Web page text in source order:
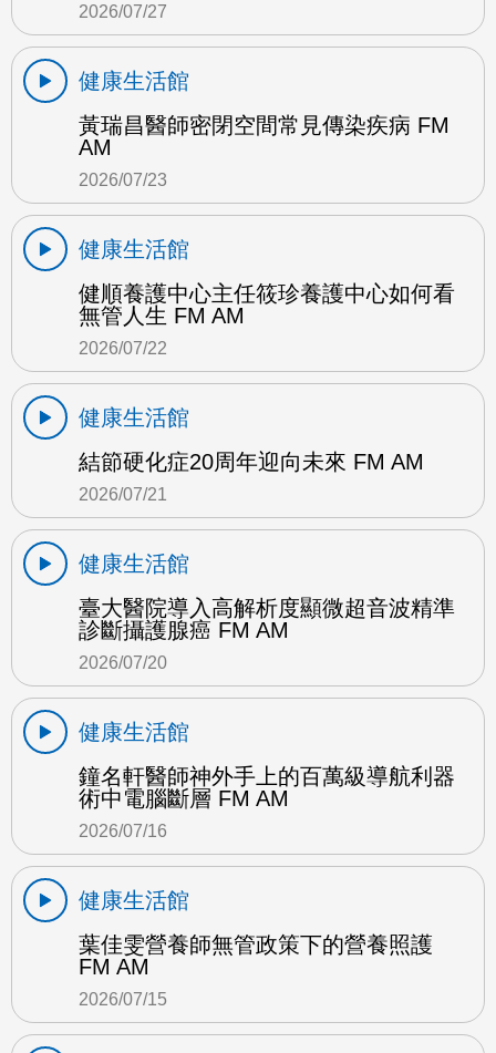
2026/07/27
健康生活館
黃瑞昌醫師密閉空間常見傳染疾病 FM
AM
2026/07/23
健康生活館
健順養護中心主任筱珍養護中心如何看
無管人生 FM AM
2026/07/22
健康生活館
結節硬化症20周年迎向未來 FM AM
2026/07/21
健康生活館
臺大醫院導入高解析度顯微超音波精準
診斷攝護腺癌 FM AM
2026/07/20
健康生活館
鐘名軒醫師神外手上的百萬級導航利器
術中電腦斷層 FM AM
2026/07/16
健康生活館
葉佳雯營養師無管政策下的營養照護
FM AM
2026/07/15